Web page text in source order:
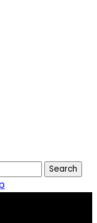
Search